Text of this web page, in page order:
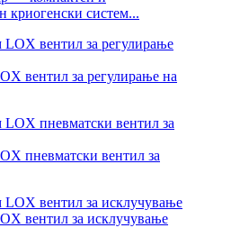
криогенски систем...
вентил за регулирање на
пневматски вентил за
вентил за исклучување